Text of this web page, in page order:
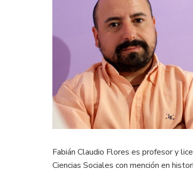
Fabián Claudio Flores es profesor y
Ciencias Sociales con mención en